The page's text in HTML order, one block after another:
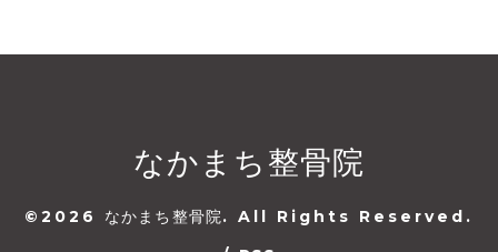
なかまち整骨院
©2026 なかまち整骨院. All Rights Reserved.